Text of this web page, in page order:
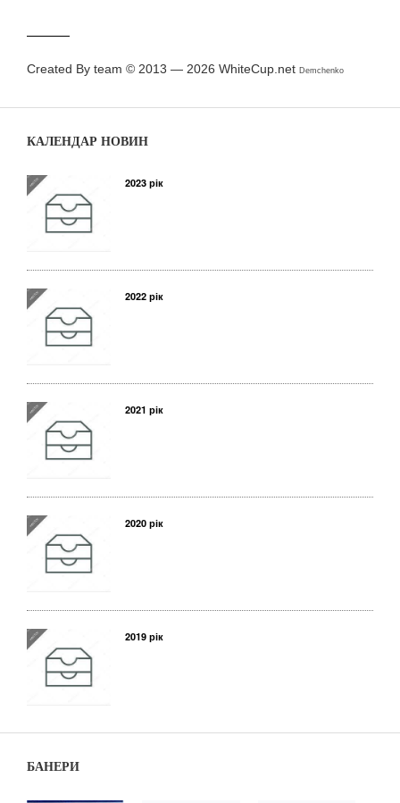
Created By team © 2013 — 2026 WhiteCup.net Demchenko
КАЛЕНДАР НОВИН
2023 рік
2022 рік
2021 рік
2020 рік
2019 рік
БАНЕРИ